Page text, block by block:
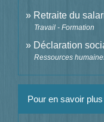
Retraite du
Travail - Formation
Déclaration
Ressources
Pour en savoir plus